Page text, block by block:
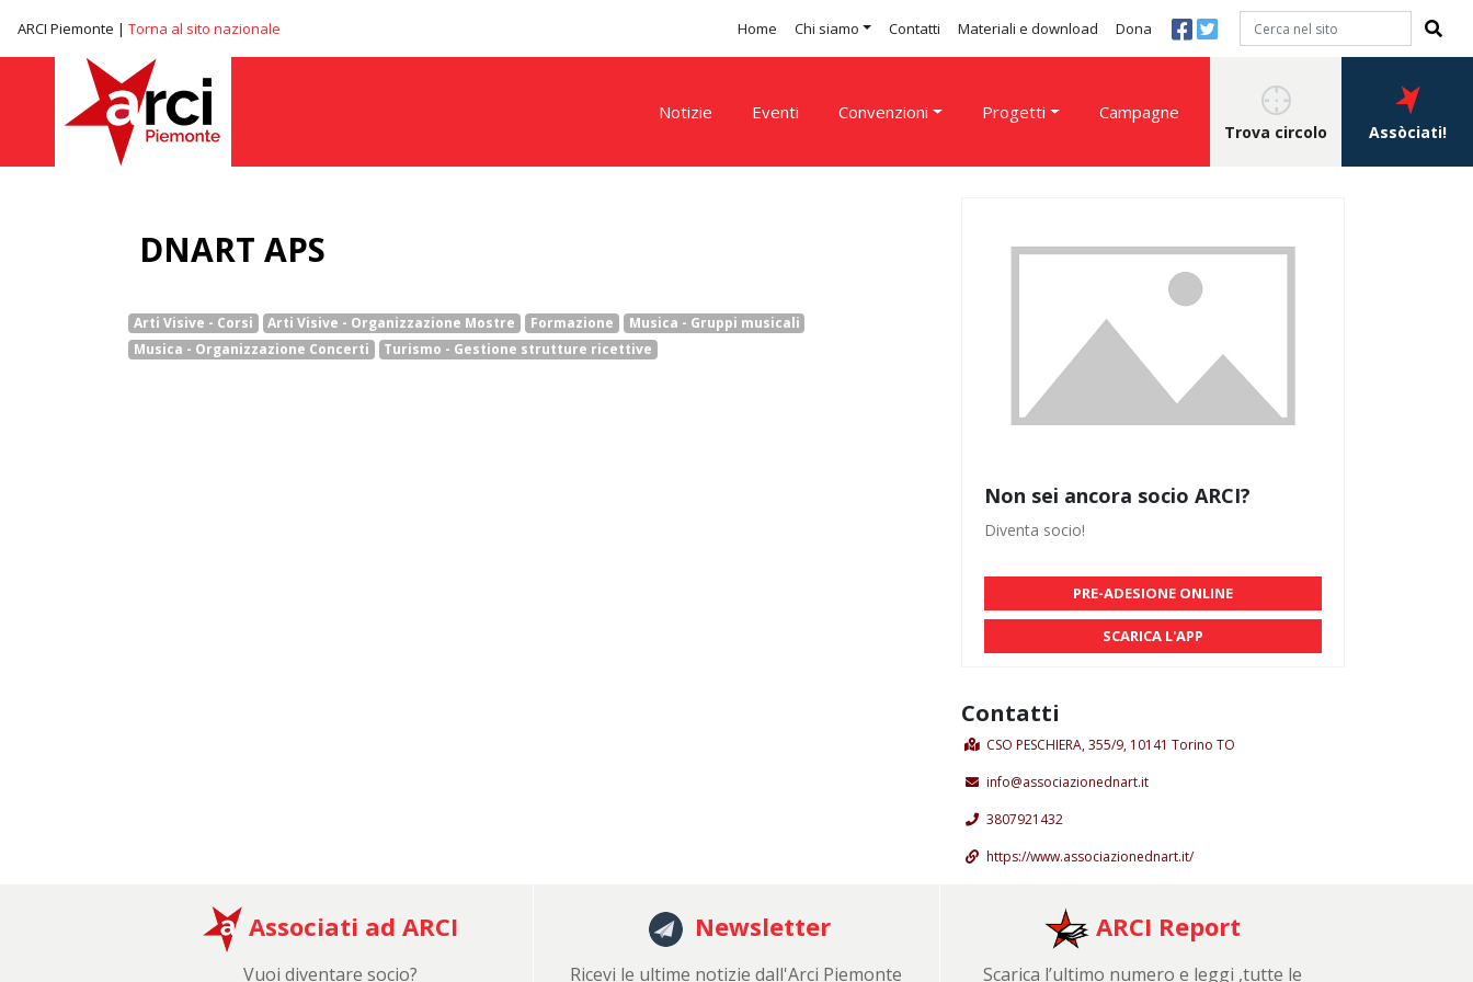
ARCI Piemonte | Torna al sito nazionale Home Chi siamo Contatti Materiali e download Dona
Notizie Eventi Convenzioni Progetti Campagne
Trova circolo Assòciati!
DNART APS
Arti Visive - Corsi Arti Visive - Organizzazione Mostre Formazione
Musica - Gruppi musicali
Musica - Organizzazione Concerti
Turismo - Gestione strutture ricettive
Non sei ancora socio ARCI?
Diventa socio!
PRE-ADESIONE ONLINE
SCARICA L'APP
Contatti
CSO PESCHIERA, 355/9, 10141 Torino TO
info@associazionednart.it
3807921432
https://www.associazionednart.it/
Associati ad ARCI
Vuoi diventare socio?
Newsletter
Ricevi le ultime notizie dall'Arci Piemonte
ARCI Report
Scarica l’ultimo numero e leggi ,tutte le